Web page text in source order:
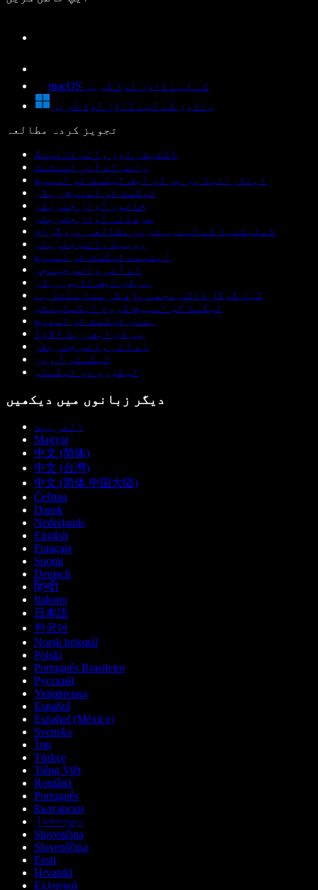
macOS کے لیے ڈاؤن لوڈ کریں
ونڈوز کے لیے ڈاؤن لوڈ کریں
تجویز کردہ مطالعہ
ڈکٹیشن اور وائس ٹائپنگ
وائس اے آئی اسسٹنٹ
اینڈرائیڈ پر پی ڈی ایف ٹیکسٹ ٹو اسپیچ
ٹیکسٹ ٹو اسپیچ ریڈر
خاتون آواز جنریٹر
مردانہ آواز جنریٹر
ڈسلیکسیا کے لیے بہترین مطالعہ پروگرام
روبوٹ وائس جنریٹر
اینیمے ٹیکسٹ ٹو اسپیچ
اے آئی وائس چینجر
پی ڈی ایف آڈیو ریڈر
کیا گوگل ڈاکس مجھے پڑھ کر سنا سکتا ہے
ٹیکسٹ ٹو اسپیچ کروم ایکسٹینشن
ہندی ٹیکسٹ ٹو اسپیچ
پی ڈی ایف ریڈ الاؤڈ
اے آئی وائس جنریٹر
ٹیکستو آ ووز
لیطوری دی ٹیکسٹو
دیگر زبانوں میں دیکھیں
العربية
Magyar
中文 (简体)
中文 (台灣)
中文 (简体 中国大陆)
Čeština
Dansk
Nederlands
English
Français
Suomi
Deutsch
हिन्दी
Italiano
日本語
한국어
Norsk bokmål
Polski
Português Brasileiro
Русский
Українська
Español
Español (México)
Svenska
ไทย
Türkçe
Tiếng Việt
Română
Português
Български
ქართული
Slovenčina
Slovenščina
Eesti
Hrvatski
Ελληνικά